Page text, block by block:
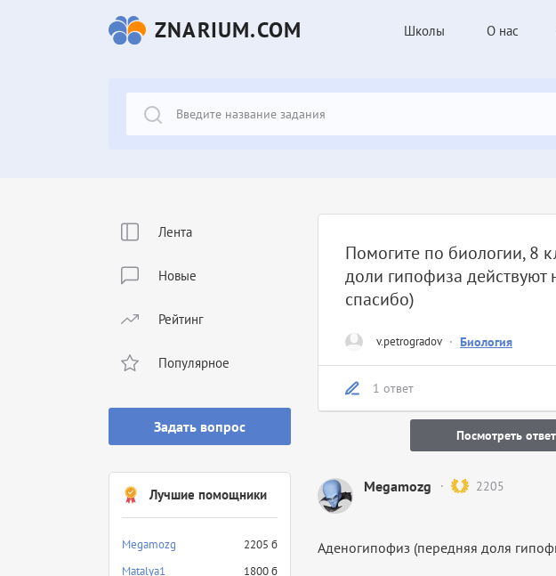
ZNARIUM.COM Школы О нас
Лента
Новые
Рейтинг
Популярное
Задать вопрос
Лучшие помощники
Megamozg
2205 б
Matalya1
1800 б
v.petrogradov · Биология
Помогите по биологии, 8
доли гипофиза действуют
спасибо)
1 ответ
Посмотреть
Megamozg 2205
Аденогипофиз (передняя доля